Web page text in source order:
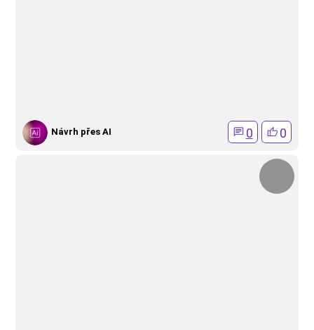
Návrh přes AI 0 0